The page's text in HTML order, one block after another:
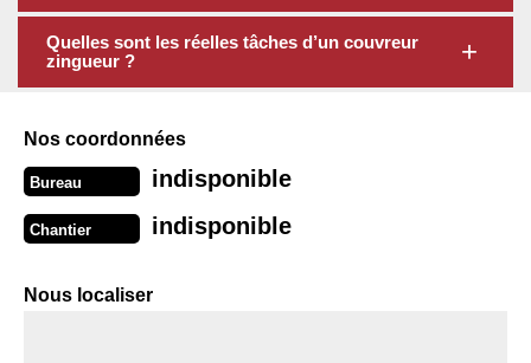
Quelles sont les réelles tâches d’un couvreur
zingueur ?
Nos coordonnées
Bureau indisponible
Chantier indisponible
Nous localiser